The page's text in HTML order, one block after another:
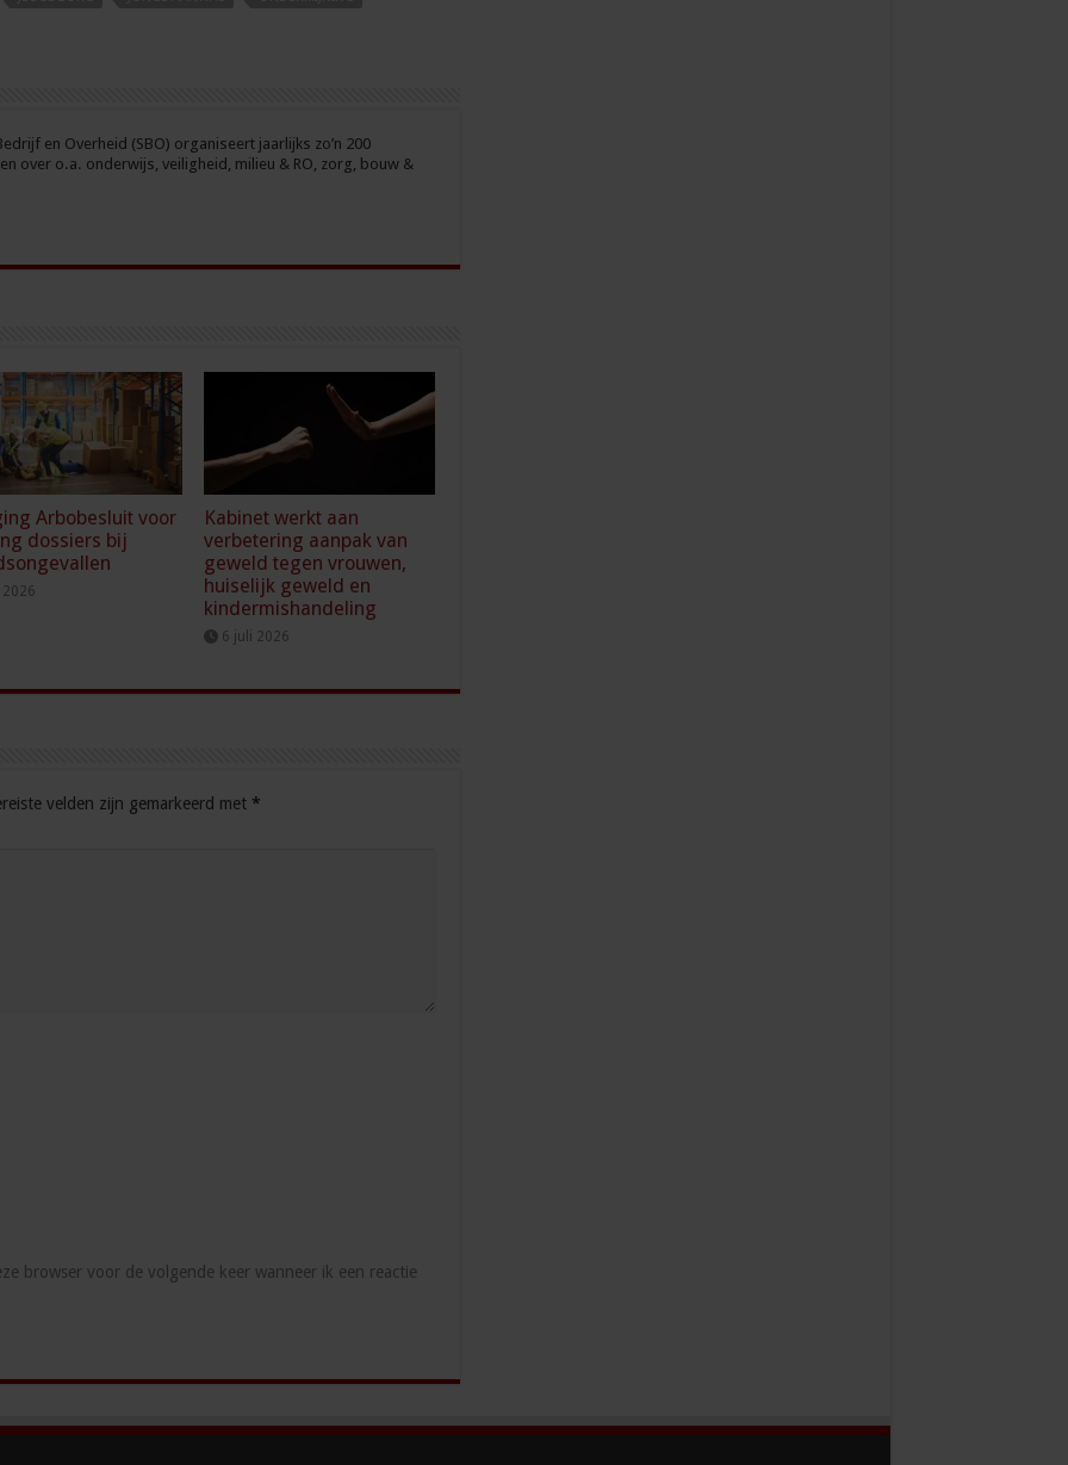
en Overheid (SBO) organiseert jaarlijks zo’n 200
over o.a. onderwijs, veiligheid, milieu & RO, zorg, bouw &
Arbobesluit voor
dossiers bij
Kabinet werkt aan
verbetering aanpak van
geweld tegen vrouwen,
huiselijk geweld en
kindermishandeling
6 juli 2026
velden zijn gemarkeerd met *
browser voor de volgende keer wanneer ik een reactie